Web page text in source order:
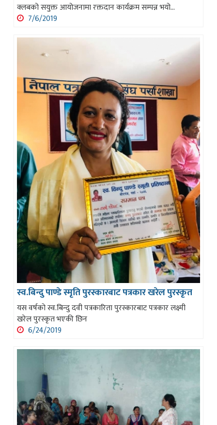
क्लबको सयुक्त आयोजनामा रक्तदान कार्यक्रम सम्पन्न भयो...
7/6/2019
स्व.बिन्दु पाण्डे स्मृति पुरस्कारबाट पत्रकार खरेल पुरस्कृत
यस वर्षको स्व.बिन्दु दवी पत्रकारिता पुरस्कारबाट पत्रकार लक्ष्मी
खरेल पुरस्कृत भएकी छिन
6/24/2019